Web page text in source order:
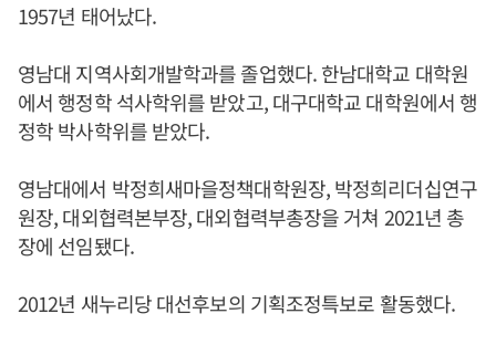
1957년 태어났다.
영남대 지역사회개발학과를 졸업했다. 한남대학교 대학원
에서 행정학 석사학위를 받았고, 대구대학교 대학원에서 행
정학 박사학위를 받았다.
영남대에서 박정희새마을정책대학원장, 박정희리더십연구
원장, 대외협력본부장, 대외협력부총장을 거쳐 2021년 총
장에 선임됐다.
2012년 새누리당 대선후보의 기획조정특보로 활동했다.